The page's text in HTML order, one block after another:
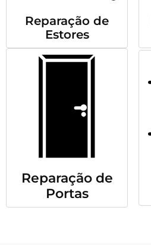
Reparação de
Estores
Reparação de
Portas